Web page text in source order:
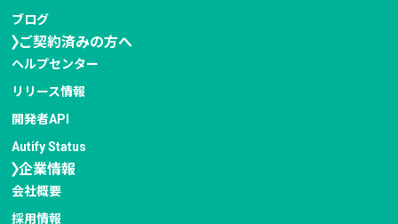
ブログ
ご契約済みの方へ
ヘルプセンター
リリース情報
開発者API
Autify Status
企業情報
会社概要
採用情報